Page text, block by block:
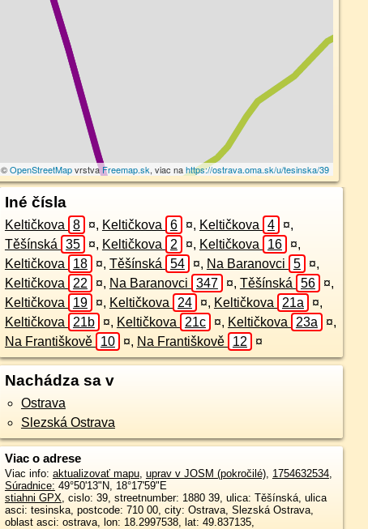
©OpenStreetMapvrstva Freemap.sk, viac nahttps://ostrava.oma.sk/u/tesinska/39
Iné čísla
Keltičkova 8 ¤, Keltičkova 6 ¤, Keltičkova 4 ¤,
Těšínská
35 ¤, Keltičkova 2 ¤, Keltičkova 16 ¤,
Keltičkova
18 ¤, Těšínská 54 ¤, Na Baranovci 5 ¤,
Keltičkova
22 ¤, Na Baranovci 347 ¤, Těšínská 56 ¤,
Keltičkova
19 ¤, Keltičkova 24 ¤, Keltičkova 21a ¤,
Keltičkova
21b ¤, Keltičkova 21c ¤, Keltičkova 23a ¤,
Na Františkově
10 ¤, Na Františkově 12 ¤
Nachádza sa v
Ostrava
Slezská Ostrava
Viac o adrese
Viac info: aktualizovať mapu, uprav v JOSM (pokročilé), 1754632534,
Súradnice: 49°50'13"N, 18°17'59"E
stiahni GPX, cislo: 39, streetnumber: 1880 39, ulica: Těšínská, ulica
asci: tesinska, postcode: 710 00, city: Ostrava, Slezská Ostrava,
oblast asci: ostrava, lon: 18.2997538, lat: 49.837135,